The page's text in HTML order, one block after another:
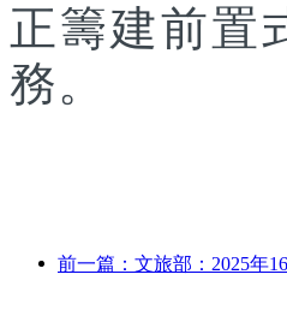
正籌建前置
務。